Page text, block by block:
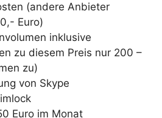
(andere Anbieter
Euro)
inklusive
zu diesem Preis nur 200 –
zu)
von Skype
Euro im Monat